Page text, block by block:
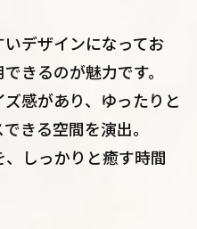
デザインになってお
きるのが魅力です。
感があり、ゆったりと
きる空間を演出。
しっかりと癒す時間